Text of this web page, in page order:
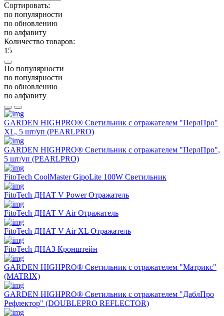
Сортировать:
по популярности
по обновлению
по алфавиту
Количество товаров:
15
По популярности
по популярности
по обновлению
по алфавиту
GARDEN HIGHPRO® Светильник с отражателем "ПерлПро"
XL, 5 шт/уп (PEARLPRO)
GARDEN HIGHPRO® Светильник с отражателем "ПерлПро",
5 шт/уп (PEARLPRO)
FitoTech CoolMaster GipoLite 100W Светильник
FitoTech ДНАТ V Power Отражатель
FitoTech ДНАТ V Air Отражатель
FitoTech ДНАТ V Air XL Отражатель
FitoTech ДНАЗ Кронштейн
GARDEN HIGHPRO® Светильник с отражателем "Матрикс"
(MATRIX)
GARDEN HIGHPRO® Светильник с отражателем "ДаблПро
Рефлектор" (DOUBLEPRO REFLECTOR)